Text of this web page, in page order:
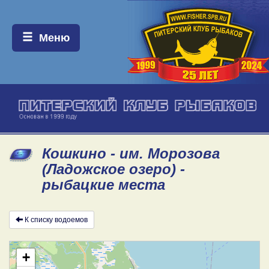
Меню:
Меню
Кошкино - им. Морозова
(Ладожское озеро) -
рыбацкие места
К списку водоемов
+